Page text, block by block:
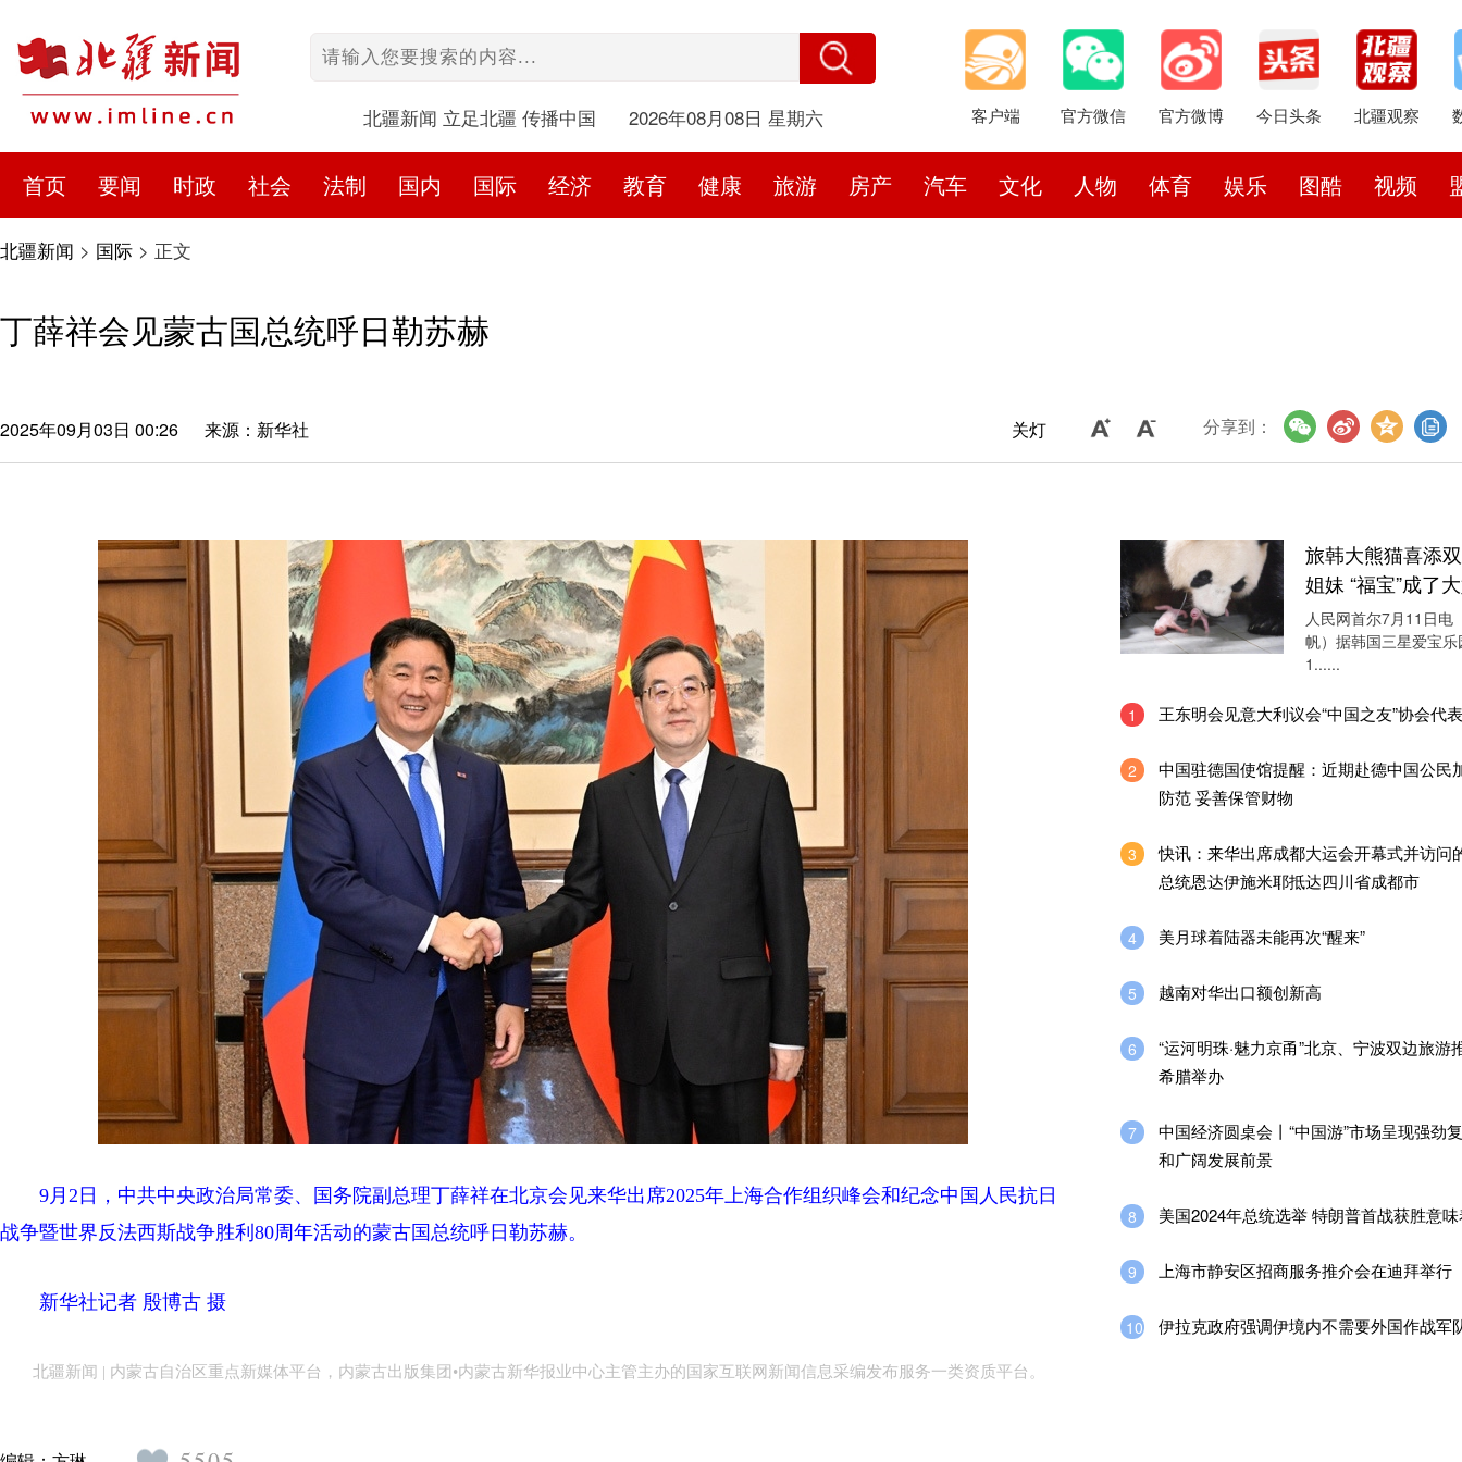
北疆新闻 立足北疆 传播中国 2026年08月08日 星期六 客户端 官方微信 官方微博 今日头条 北疆观察
首页 要闻 时政 社会 法制 国内 国际 经济 教育 健康 旅游 房产 汽车 文化 人物 体育 娱乐 图酷 视频
北疆新闻 > 国际 > 正文
丁薛祥会见蒙古国总统呼日勒苏赫
2025年09月03日 00:26 来源：新华社 关灯 分享到：
9月2日，中共中央政治局常委、国务院副总理丁薛祥在北京会见来华出席2025年上海合作组织峰会和纪念中国人民抗日
战争暨世界反法西斯战争胜利80周年活动的蒙古国总统呼日勒苏赫。
新华社记者 殷博古 摄
北疆新闻 | 内蒙古自治区重点新媒体平台，内蒙古出版集团•内蒙古新华报业中心主管主办的国家互联网新闻信息采编发布服务一类资质平台。
旅韩大熊猫喜添
姐妹 “福宝”成了
人民网首尔7月11日电
帆）据韩国三星爱宝
1......
1 王东明会见意大利议会“中国之友”协会代
2
中国驻德国使馆提醒：近期赴德中国公民
防范 妥善保管财物
3
快讯：来华出席成都大运会开幕式并访问
总统恩达伊施米耶抵达四川省成都市
4 美月球着陆器未能再次“醒来”
5 越南对华出口额创新高
6
“运河明珠·魅力京甬”北京、宁波双边旅游
希腊举办
7
中国经济圆桌会丨“中国游”市场呈现强劲
和广阔发展前景
8 美国2024年总统选举 特朗普首战获胜意
9 上海市静安区招商服务推介会在迪拜举行
10 伊拉克政府强调伊境内不需要外国作战军